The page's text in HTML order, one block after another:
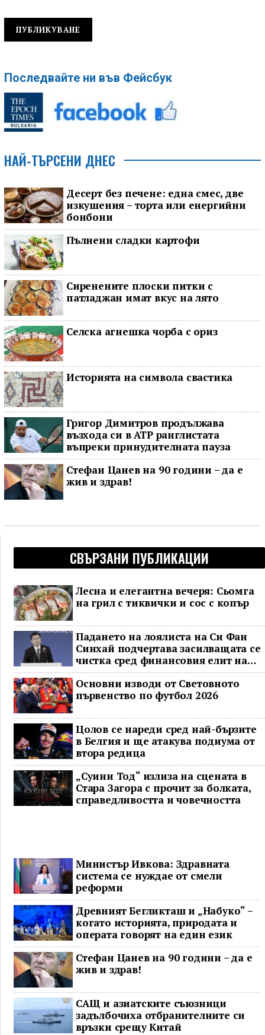
Последвайте ни във Фейсбук
НАЙ-ТЪРСЕНИ ДНЕС
Десерт без печене: една смес, две
изкушения – торта или енергийни
бонбони
Пълнени сладки картофи
Сиренените плоски питки с
патладжан имат вкус на лято
Селска агнешка чорба с ориз
Историята на символа свастика
Григор Димитров продължава
възхода си в ATP ранглистата
въпреки принудителната пауза
Стефан Цанев на 90 години – да е
жив и здрав!
СВЪРЗАНИ ПУБЛИКАЦИИ
Лесна и елегантна вечеря: Сьомга
на грил с тиквички и сос с копър
Падането на лоялиста на Си Фан
Синхай подчертава засилващата се
чистка сред финансовия елит на
Китай
Основни изводи от Световното
първенство по футбол 2026
Цолов се нареди сред най-бързите
в Белгия и ще атакува подиума от
втора редица
„Суини Тод“ излиза на сцената в
Стара Загора с прочит за болката,
справедливостта и човечността
Министър Ивкова: Здравната
система се нуждае от смели
реформи
Древният Бегликташ и „Набуко“ –
когато историята, природата и
операта говорят на един език
Стефан Цанев на 90 години – да е
жив и здрав!
САЩ и азиатските съюзници
задълбочиха отбранителните си
връзки срещу Китай